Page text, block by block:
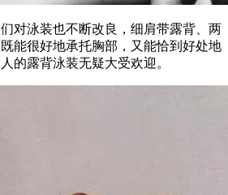
泳装也不断改良，细肩带露背、两
能很好地承托胸部，又能恰到好处地
的露背泳装无疑大受欢迎。